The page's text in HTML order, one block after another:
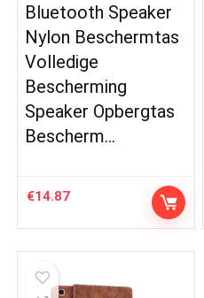
Bluetooth Speaker
Nylon Beschermtas
Volledige
Bescherming
Speaker Opbergtas
Bescherm…
€14.87